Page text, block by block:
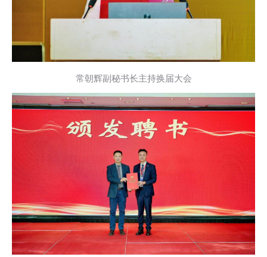
常朝辉副秘书长主持换届大会